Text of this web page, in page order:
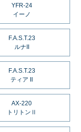
YFR-24
イーノ
F.A.S.T.23
ルナII
F.A.S.T.23
ティア II
AX-220
トリトンⅡ